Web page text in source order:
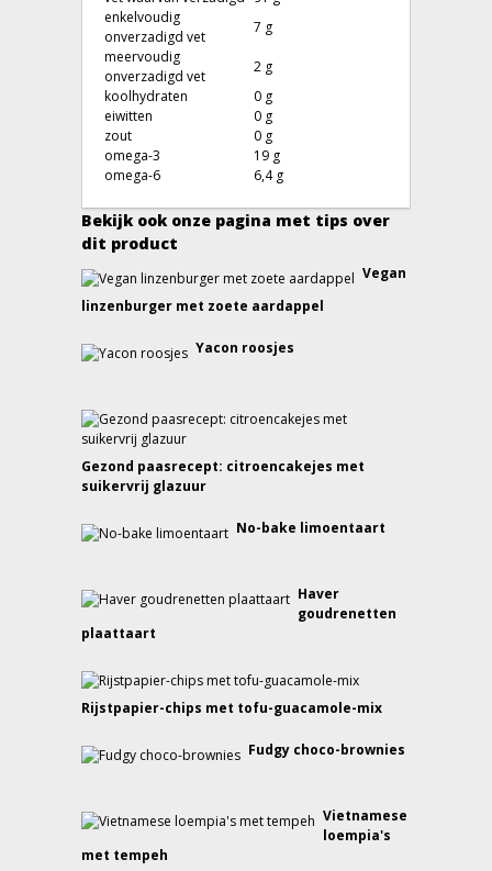
enkelvoudig
onverzadigd vet
7 g
meervoudig
onverzadigd vet
2 g
koolhydraten
0 g
eiwitten
0 g
zout
0 g
omega-3
19 g
omega-6
6,4 g
Bekijk ook onze pagina met tips over
dit product
Vegan
linzenburger met zoete aardappel
Yacon roosjes
Gezond paasrecept: citroencakejes met
suikervrij glazuur
No-bake limoentaart
Haver
goudrenetten
plaattaart
Rijstpapier-chips met tofu-guacamole-mix
Fudgy choco-brownies
Vietnamese
loempia's
met tempeh